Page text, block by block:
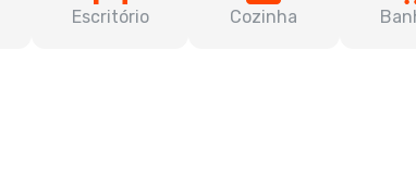
Escritório Cozinha